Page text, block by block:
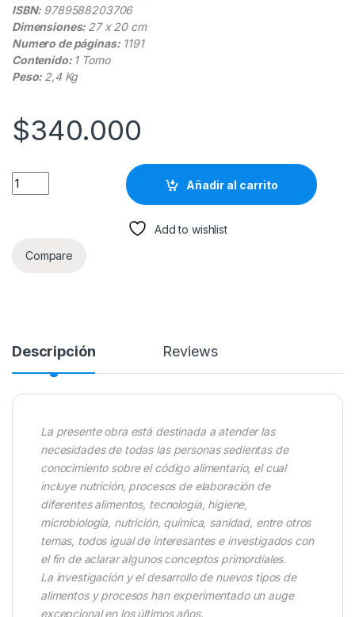
ISBN: 9789588203706
Dimensiones: 27 x 20 cm
Numero de páginas:1191
Contenido: 1 Tomo
Peso: 2,4 Kg
$340.000
Ciencia, Tecnología E Industria De Alimentos - Grupo Latino
Añadir al carrito
Add to wishlist
Compare
Descripción Reviews
La presente obra está destinada a atender las
necesidades de todas las personas sedientas de
conocimiento sobre el código alimentario, el cual
incluye nutrición, procesos de elaboración de
diferentes alimentos, tecnología, higiene,
microbiología, nutrición, química, sanidad, entre otros
temas, todos igual de interesantes e investigados con
el fin de aclarar algunos conceptos primordiales.
La investigación y el desarrollo de nuevos tipos de
alimentos y procesos han experimentado un auge
excepcional en los últimos años.